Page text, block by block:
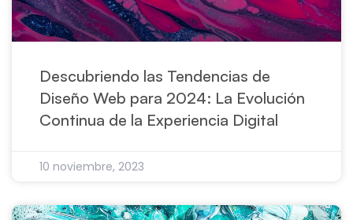
Descubriendo las Tendencias de
Diseño Web para 2024: La Evolución
Continua de la Experiencia Digital
10 noviembre, 2023